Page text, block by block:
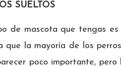
SUELTOS
de mascota que tengas
que la mayoría de los
poco importante,